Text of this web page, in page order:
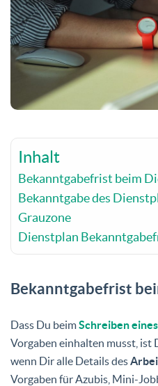
Inhalt
Bekanntgabefrist beim
Bekanntgabe des
Grauzone
Dienstplan
Bekanntgabefrist
Dass Du beimSchreiben
Vorgaben einhalten musst, ist
wenn Dir alle Details des
Vorgaben für Azubis, Mini-